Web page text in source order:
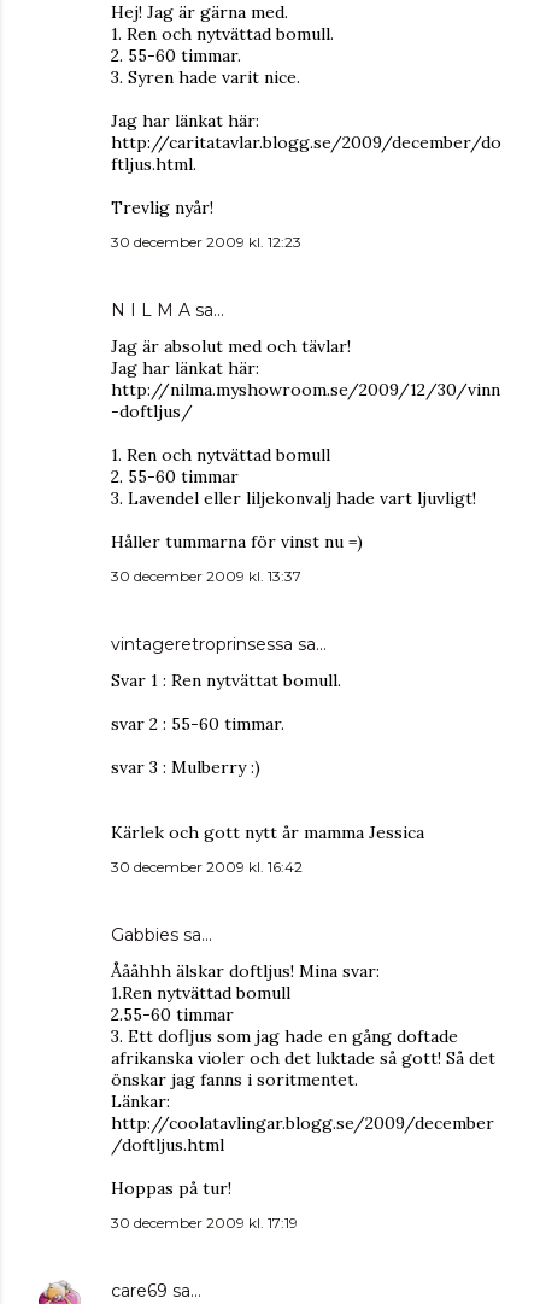
Hej! Jag är gärna med.
1. Ren och nytvättad bomull.
2. 55-60 timmar.
3. Syren hade varit nice.
Jag har länkat här:
http://caritatavlar.blogg.se/2009/december/do
ftljus.html.
Trevlig nyår!
30 december 2009 kl. 12:23
N I L M A sa…
Jag är absolut med och tävlar!
Jag har länkat här:
http://nilma.myshowroom.se/2009/12/30/vinn
-doftljus/
1. Ren och nytvättad bomull
2. 55-60 timmar
3. Lavendel eller liljekonvalj hade vart ljuvligt!
Håller tummarna för vinst nu =)
30 december 2009 kl. 13:37
vintageretroprinsessa sa…
Svar 1 : Ren nytvättat bomull.
svar 2 : 55-60 timmar.
svar 3 : Mulberry :)
Kärlek och gott nytt år mamma Jessica
30 december 2009 kl. 16:42
Gabbies sa…
Åååhhh älskar doftljus! Mina svar:
1.Ren nytvättad bomull
2.55-60 timmar
3. Ett dofljus som jag hade en gång doftade
afrikanska violer och det luktade så gott! Så det
önskar jag fanns i soritmentet.
Länkar:
http://coolatavlingar.blogg.se/2009/december
/doftljus.html
Hoppas på tur!
30 december 2009 kl. 17:19
care69 sa…